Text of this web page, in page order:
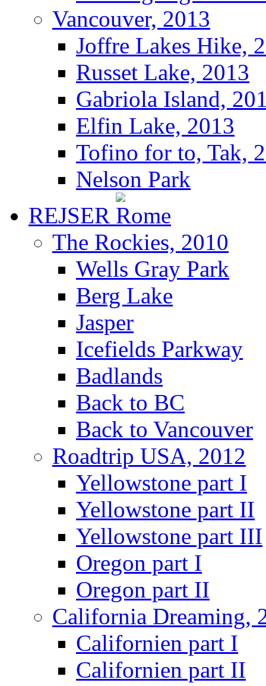
Vancouver, 2013
Joffre Lakes Hike,
Russet Lake, 2013
Gabriola Island,
Elfin Lake, 2013
Tofino for to, Tak,
Nelson Park
REJSER
The Rockies, 2010
Wells Gray Park
Berg Lake
Jasper
Icefields Parkway
Badlands
Back to BC
Back to Vancouver
Roadtrip USA, 2012
Yellowstone part I
Yellowstone part II
Yellowstone part III
Oregon part I
Oregon part II
California Dreaming,
Californien part I
Californien part II